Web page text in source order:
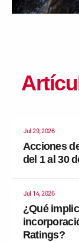
Jul 29, 2026
Acciones
del 1 al 30
Jul 14, 2026
¿Qué
Ratings?